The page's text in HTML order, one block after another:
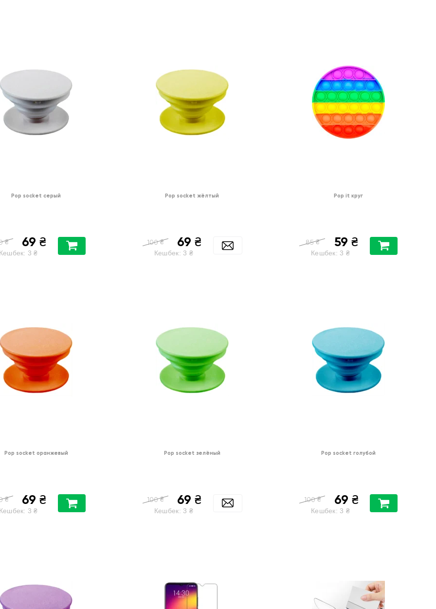
Pop socket серый
₴ 69 ₴
3 ₴
Pop socket жёлтый
100 ₴ 69 ₴
Кешбек: 3 ₴
Pop it круг
85 ₴ 59 ₴
Кешбек: 3 ₴
Pop socket оранжевый
₴ 69 ₴
3 ₴
Pop socket зелёный
100 ₴ 69 ₴
Кешбек: 3 ₴
Pop socket голубой
100 ₴ 69 ₴
Кешбек: 3 ₴